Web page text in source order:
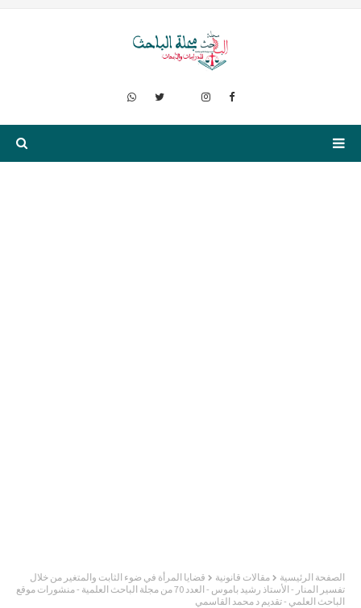
الصفحة الرئيسية مقالات قانونية
قضايا المرأة في ضوء الثابت والمتغير من خلال
تفسير المنار - الأستاذ رشيد باموس - العدد 70 من مجلة الباحث العلمية - منشورات موقع
الباحث العلمي - تقديم د محمد القاسمي